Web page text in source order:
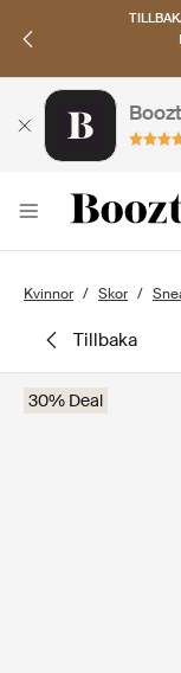
Kvinnor Skor
tillbaka
30% Deal